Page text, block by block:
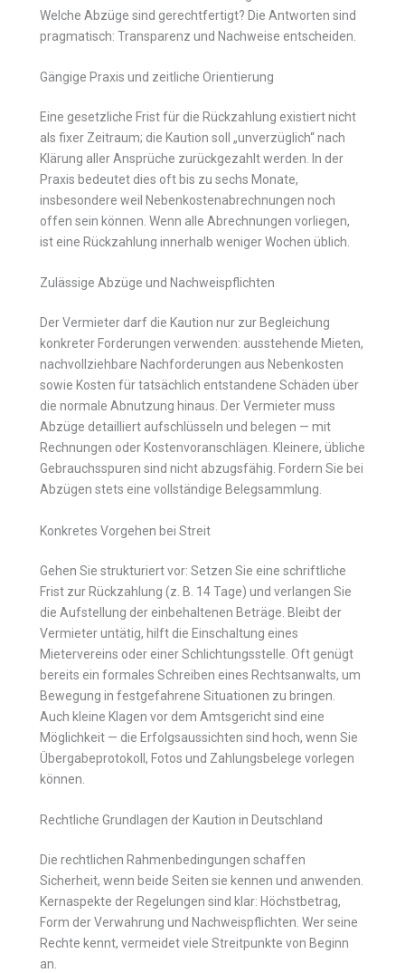
Welche Abzüge sind gerechtfertigt? Die Antworten sind
pragmatisch: Transparenz und Nachweise entscheiden.
Gängige Praxis und zeitliche Orientierung
Eine gesetzliche Frist für die Rückzahlung existiert nicht
als fixer Zeitraum; die Kaution soll „unverzüglich“ nach
Klärung aller Ansprüche zurückgezahlt werden. In der
Praxis bedeutet dies oft bis zu sechs Monate,
insbesondere weil Nebenkostenabrechnungen noch
offen sein können. Wenn alle Abrechnungen vorliegen,
ist eine Rückzahlung innerhalb weniger Wochen üblich.
Zulässige Abzüge und Nachweispflichten
Der Vermieter darf die Kaution nur zur Begleichung
konkreter Forderungen verwenden: ausstehende Mieten,
nachvollziehbare Nachforderungen aus Nebenkosten
sowie Kosten für tatsächlich entstandene Schäden über
die normale Abnutzung hinaus. Der Vermieter muss
Abzüge detailliert aufschlüsseln und belegen — mit
Rechnungen oder Kostenvoranschlägen. Kleinere, übliche
Gebrauchsspuren sind nicht abzugsfähig. Fordern Sie bei
Abzügen stets eine vollständige Belegsammlung.
Konkretes Vorgehen bei Streit
Gehen Sie strukturiert vor: Setzen Sie eine schriftliche
Frist zur Rückzahlung (z. B. 14 Tage) und verlangen Sie
die Aufstellung der einbehaltenen Beträge. Bleibt der
Vermieter untätig, hilft die Einschaltung eines
Mietervereins oder einer Schlichtungsstelle. Oft genügt
bereits ein formales Schreiben eines Rechtsanwalts, um
Bewegung in festgefahrene Situationen zu bringen.
Auch kleine Klagen vor dem Amtsgericht sind eine
Möglichkeit — die Erfolgsaussichten sind hoch, wenn Sie
Übergabeprotokoll, Fotos und Zahlungsbelege vorlegen
können.
Rechtliche Grundlagen der Kaution in Deutschland
Die rechtlichen Rahmenbedingungen schaffen
Sicherheit, wenn beide Seiten sie kennen und anwenden.
Kernaspekte der Regelungen sind klar: Höchstbetrag,
Form der Verwahrung und Nachweispflichten. Wer seine
Rechte kennt, vermeidet viele Streitpunkte von Beginn
an.